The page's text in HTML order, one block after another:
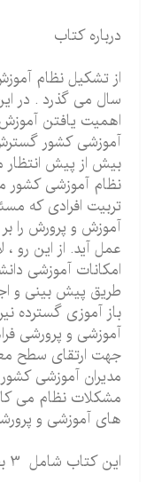
درباره کتاب
سال می گذرد . در این
اهمیت یافتن آموزش
آموزشی کشور گسترش
بیش از پیش انتظار می
نظام آموزشی کشور
تربیت افرادی که
آموزش و پرورش را بر
عمل آید. از این رو ،
امکانات آموزشی
طریق پیش بینی و
باز آموزی گسترده
آموزشی و پرورشی
جهت ارتقای سطح
مدیران آموزشی کشور ،
مشکلات نظام می کاهد
های آموزشی و پرورشی
این کتاب شامل 3 بخش و 16 فصل می باشد